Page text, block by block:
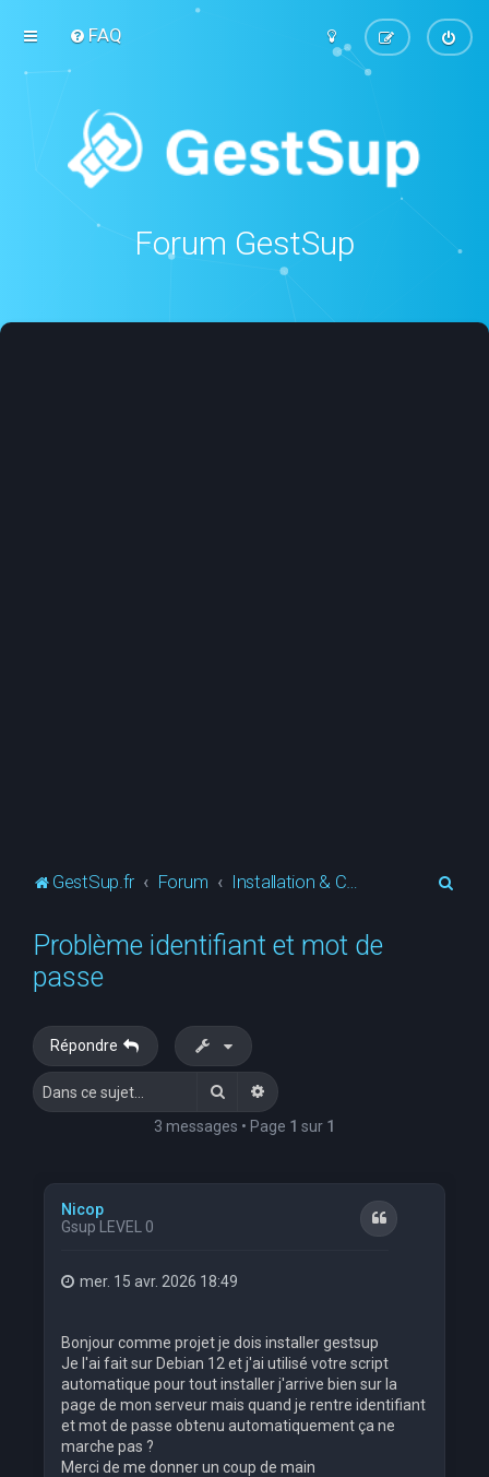
FAQ
Forum GestSup
GestSup.fr Forum Installation & Configuration
Problème identifiant et mot de
passe
Répondre
RechercherRecherche avancée
3 messages • Page 1 sur 1
Nicop
Gsup LEVEL 0
Citation
mer. 15 avr. 2026 18:49
Bonjour comme projet je dois installer gestsup
Je l'ai fait sur Debian 12 et j'ai utilisé votre script
automatique pour tout installer j'arrive bien sur la
page de mon serveur mais quand je rentre identifiant
et mot de passe obtenu automatiquement ça ne
marche pas ?
Merci de me donner un coup de main